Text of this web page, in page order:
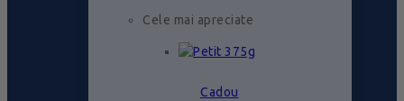
Cele mai apreciate
Cadou